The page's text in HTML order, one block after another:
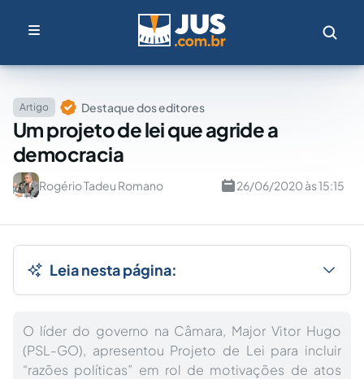
Artigo Destaque dos editores
Um projeto de lei que agride a
democracia
Rogério Tadeu Romano 26/06/2020 às 15:15
Leia nesta página:
O líder do governo na Câmara, Major Vitor Hugo
(PSL-GO), apresentou Projeto de Lei para incluir
“razões políticas” em rol de motivações de atos